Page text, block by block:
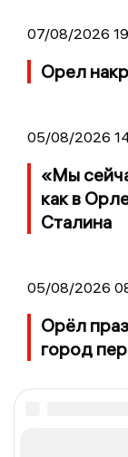
07/08/2026
Орел
05/08/2026
«Мы
как в
Сталина
05/08/2026
Орёл
город